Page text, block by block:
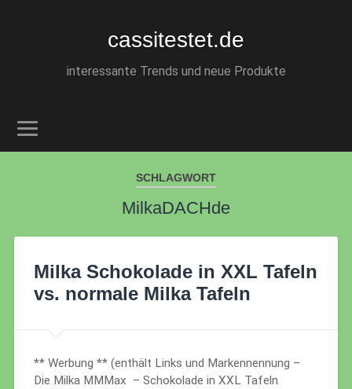
cassitestet.de
interessante Trends und neue Produkte
SCHLAGWORT
MilkaDACHde
Milka Schokolade in XXL Tafeln
vs. normale Milka Tafeln
** Werbung ** (enthält Links und Markennennung –
Die Milka MMMax – Schokolade in XXL Tafeln